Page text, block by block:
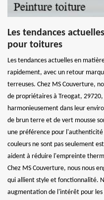
Les tendances
pour toitures
Les tendances actuelles en
rapidement, avec un retour
terreuses. Chez MS Couverture,
de propriétaires à Treogat,
harmonieusement dans leur
de brun terre et de vert mousse
une préférence pour
couleurs ne sont pas seulement
aident à réduire l'empreinte
Chez MS Couverture, nous nous
qui allient style et fonctionnalité.
augmentation de l'intérêt pour